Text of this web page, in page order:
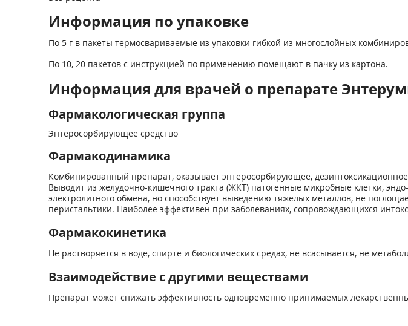
Информация по упаковке
По 5 г в пакеты термосвариваемые из упаковки гибкой из многослойных
По 10, 20 пакетов с инструкцией по применению помещают в пачку из картона.
Информация для врачей о препарате
Фармакологическая группа
Энтеросорбирующее средство
Фармакодинамика
Комбинированный препарат, оказывает энтеросорбирующее,
Выводит из желудочно-кишечного тракта (ЖКТ) патогенные микробные клетки,
электролитного обмена, но способствует выведению тяжелых металлов, не
перистальтики. Наиболее эффективен при заболеваниях, сопровождающихся
Фармакокинетика
Не растворяется в воде, спирте и биологических средах, не всасывается, не
Взаимодействие с другими веществами
Препарат может снижать эффективность одновременно принимаемых